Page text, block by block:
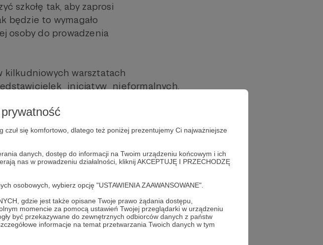
się komfortowo, dlatego też poniżej prezentujemy Ci najważniejsze
danych, dostęp do informacji na Twoim urządzeniu końcowym i ich
nas w prowadzeniu działalności, kliknij AKCEPTUJĘ I PRZECHODZĘ
osobowych, wybierz opcję "USTAWIENIA ZAAWANSOWANE".
gdzie jest także opisane Twoje prawo żądania dostępu,
momencie za pomocą ustawień Twojej przeglądarki w urządzeniu
być przekazywane do zewnętrznych odbiorców danych z państw
informacje na temat przetwarzania Twoich danych w tym
szkołę tak, aby zaprosi
będzie to wymagało
osoby do prowadzenia
kilkudniowych warsztatach
inicjatyw nieformalnych.
Jurie i kontynuowania lub
Zobacz profil autora